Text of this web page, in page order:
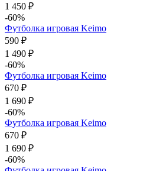
1 450 ₽
-60%
Футболка игровая Keimo
590 ₽
1 490 ₽
-60%
Футболка игровая Keimo
670 ₽
1 690 ₽
-60%
Футболка игровая Keimo
670 ₽
1 690 ₽
-60%